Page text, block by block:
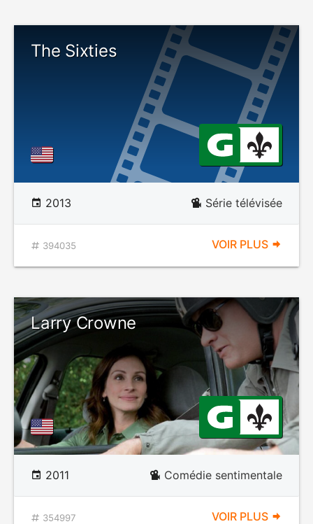
The Sixties
2013 Série télévisée
394035 VOIR PLUS
Larry Crowne
2011 Comédie sentimentale
354997 VOIR PLUS